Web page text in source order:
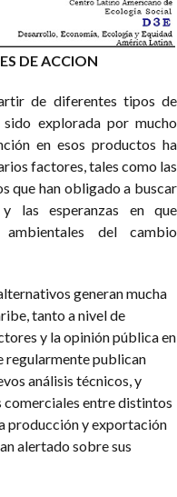
DE ACCION
de diferentes tipos de
explorada por mucho
en esos productos ha
factores, tales como las
que han obligado a buscar
las esperanzas en que
del cambio
generan mucha
tanto a nivel de
y la opinión pública en
regularmente publican
análisis técnicos, y
comerciales entre distintos
producción y exportación
alertado sobre sus